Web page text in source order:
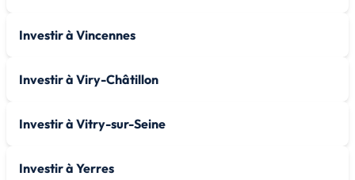
Investir à Vincennes
Investir à Viry-Châtillon
Investir à Vitry-sur-Seine
Investir à Yerres